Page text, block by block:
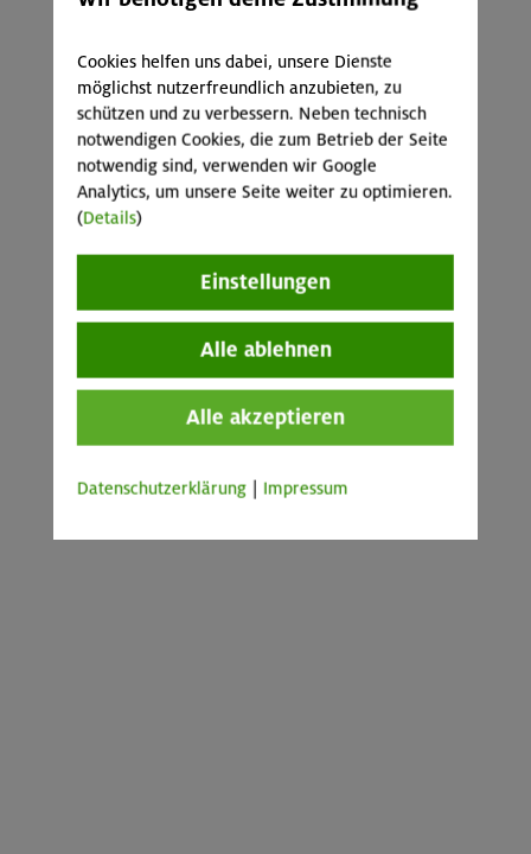
Cookies helfen uns dabei, unsere Dienste
möglichst nutzerfreundlich anzubieten, zu
schützen und zu verbessern. Neben technisch
notwendigen Cookies, die zum Betrieb der Seite
notwendig sind, verwenden wir Google
Analytics, um unsere Seite weiter zu optimieren.
(Details)
Einstellungen
Alle ablehnen
Alle akzeptieren
Datenschutzerklärung Impressum